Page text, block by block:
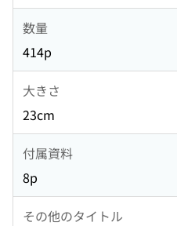
数量
414p
大きさ
23cm
付属資料
8p
その他のタイトル